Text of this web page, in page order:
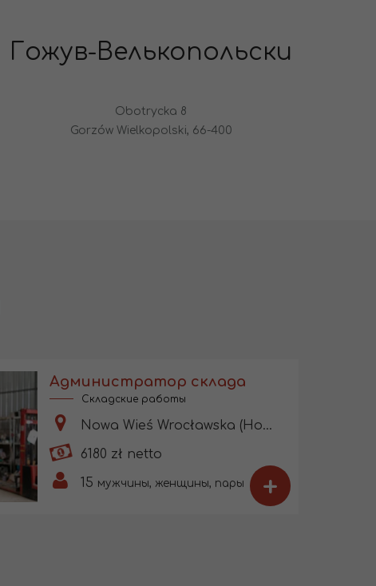
Гожув-Велькопольски
Obotrycka 8
Gorzów Wielkopolski, 66-400
Администратор склада
Складские работы
Nowa Wieś Wrocławska (Нова Весь-Вроцлавська)
6180 zł netto
15 мужчины, женщины, пары +